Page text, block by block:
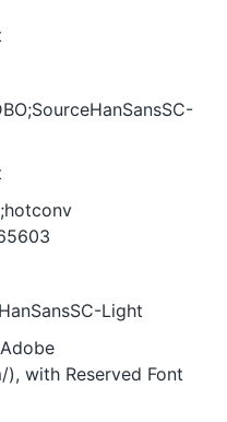
Light
with Reserved Font